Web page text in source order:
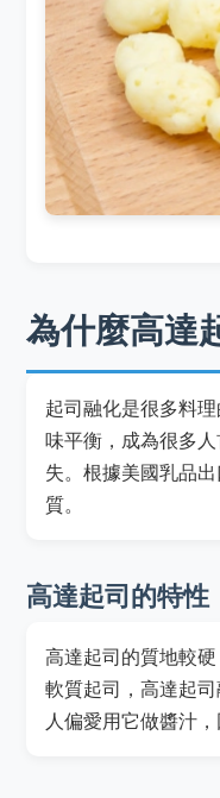
為什麼高達
起司融化是很多料
味平衡，成為很多
失。根據美國乳品
質。
高達起司的特性
高達起司的質地較
軟質起司，高達起
人偏愛用它做醬汁